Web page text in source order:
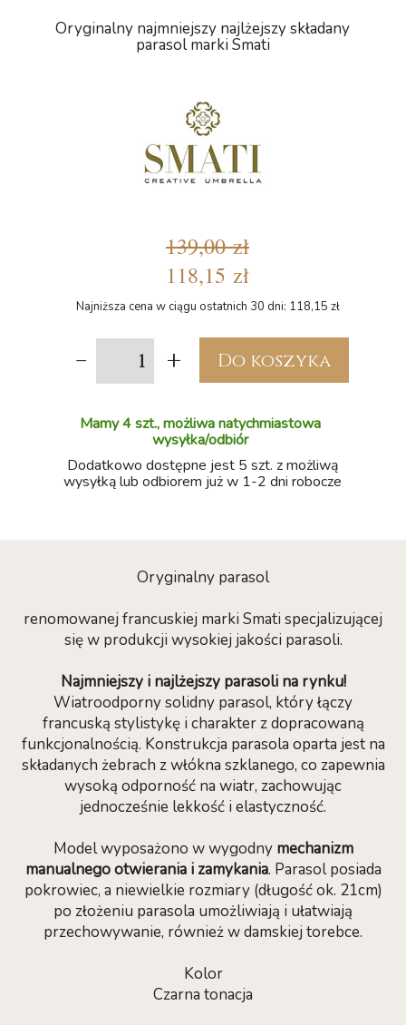
Oryginalny najmniejszy najlżejszy składany
parasol marki Smati
139,00 zł
118,15 zł
Najniższa cena w ciągu ostatnich 30 dni: 118,15 zł
- + Do koszyka
Mamy 4 szt., możliwa natychmiastowa
wysyłka/odbiór
Dodatkowo dostępne jest 5 szt. z możliwą
wysyłką lub odbiorem już w 1-2 dni robocze
Oryginalny parasol
renomowanej francuskiej marki Smati specjalizującej
się w produkcji wysokiej jakości parasoli.
Najmniejszy i najlżejszy parasoli na rynku!
Wiatroodporny solidny parasol, który łączy
francuską stylistykę i charakter z dopracowaną
funkcjonalnością. Konstrukcja parasola oparta jest na
składanych żebrach z włókna szklanego, co zapewnia
wysoką odporność na wiatr, zachowując
jednocześnie lekkość i elastyczność.
Model wyposażono w wygodny mechanizm
manualnego otwierania i zamykania. Parasol posiada
pokrowiec, a niewielkie rozmiary (długość ok. 21cm)
po złożeniu parasola umożliwiają i ułatwiają
przechowywanie, również w damskiej torebce.
Kolor
Czarna tonacja